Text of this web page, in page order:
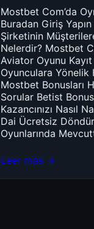
Mostbet Com’da
Buradan Giriş
Şirketinin
Nelerdir? Mostbet
Aviator Oyunu
Oyunculara
Mostbet Bonusları
Sorular Betist
Kazancınızı Nasıl
Dai Ücretsiz
Oyunlarında
Leer más →